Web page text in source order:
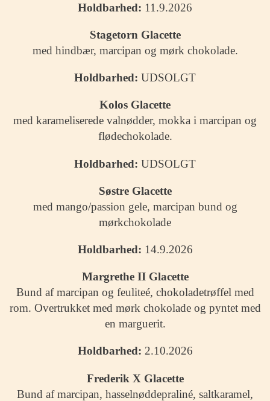
Holdbarhed: 11.9.2026
Stagetorn Glacette
med hindbær, marcipan og mørk chokolade.
Holdbarhed: UDSOLGT
Kolos Glacette
med karameliserede valnødder, mokka i marcipan og
flødechokolade.
Holdbarhed: UDSOLGT
Søstre Glacette
med mango/passion gele, marcipan bund og
mørkchokolade
Holdbarhed: 14.9.2026
Margrethe II Glacette
Bund af marcipan og feuliteé, chokoladetrøffel med
rom. Overtrukket med mørk chokolade og pyntet med
en marguerit.
Holdbarhed: 2.10.2026
Frederik X Glacette
Bund af marcipan, hasselnøddepraliné, saltkaramel,